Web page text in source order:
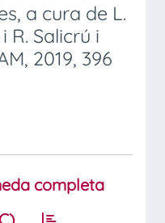
a cura de L.
R. Salicrú i
2019, 396
completa